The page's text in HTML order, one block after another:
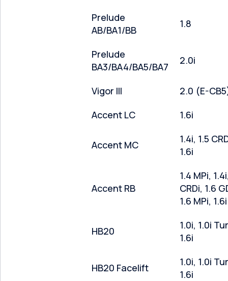
Prelude
AB/BA1/BB
1.8
Prelude
BA3/BA4/BA5/BA7
2.0i
Vigor III 2.0 (E-
Accent LC 1.6i
Accent MC
1.4i, 1.5
1.6i
Accent RB
1.4 MPi,
CRDi, 1.6
1.6 MPi, 1.6i
HB20
1.0i, 1.0i
1.6i
HB20 Facelift
1.0i, 1.0i
1.6i